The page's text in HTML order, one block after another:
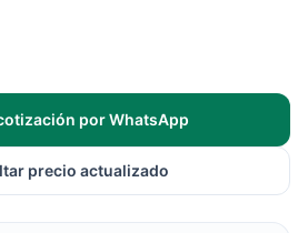
por WhatsApp
precio actualizado